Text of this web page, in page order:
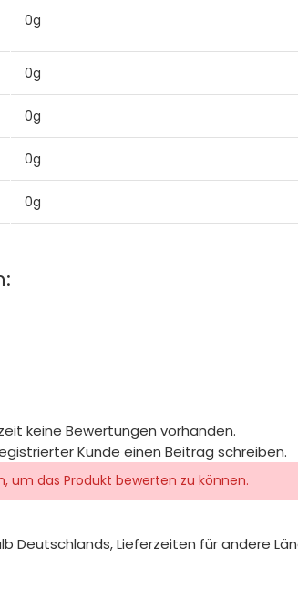
0g
0g
0g
0g
0g
keine Bewertungen vorhanden.
Kunde einen Beitrag schreiben.
um das Produkt bewerten zu können.
Deutschlands, Lieferzeiten für andere